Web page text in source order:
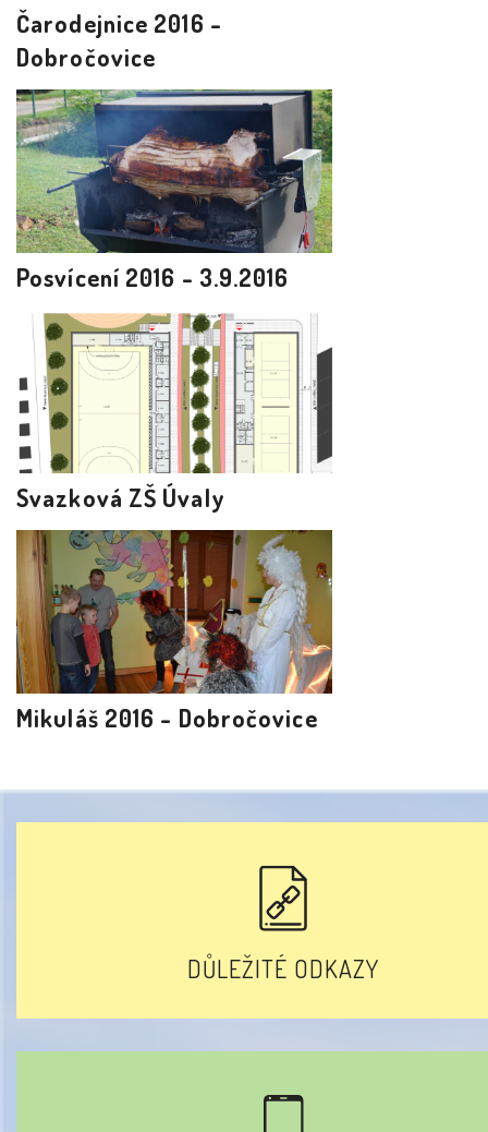
Čarodejnice 2016 -
Dobročovice
Posvícení 2016 - 3.9.2016
Svazková ZŠ Úvaly
Mikuláš 2016 - Dobročovice
DŮLEŽITÉ ODKAZY